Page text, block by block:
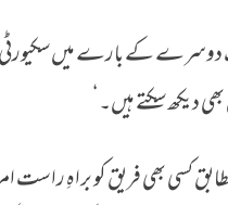
کے بارے میں سکیورٹی
دیکھ سکتے ہیں۔‘
کسی بھی فریق کو براہِ راست